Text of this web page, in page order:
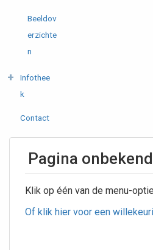
Beeldov
erzichte
n
Infothee
k
Contact
Pagina onbekend
Klik op één van de menu-
Of klik hier voor een